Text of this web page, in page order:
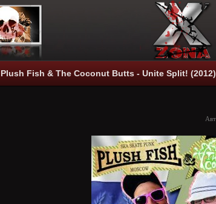
Plush Fish & The Coconut Butts - Unite Split! (2012)